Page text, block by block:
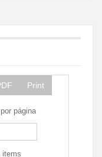
Print
página
items